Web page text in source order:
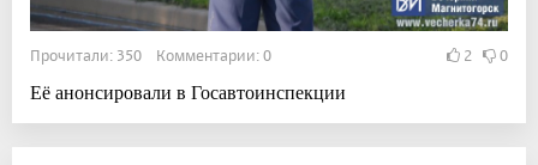
Прочитали: 350 Комментарии: 0 2 0
Её анонсировали в Госавтоинспекции